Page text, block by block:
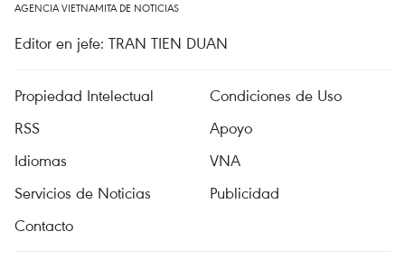
AGENCIA VIETNAMITA DE NOTICIAS
Editor en jefe: TRAN TIEN DUAN
Propiedad Intelectual
Condiciones de Uso
RSS
Apoyo
Idiomas
VNA
Servicios de Noticias
Publicidad
Contacto